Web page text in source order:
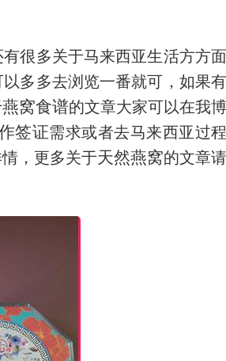
很多关于马来西亚生活方方面
多多去浏览一番就可，如果有
燕窝食谱的文章大家可以在我博
签证需求或者去马来西亚过程
，更多关于天然燕窝的文章请